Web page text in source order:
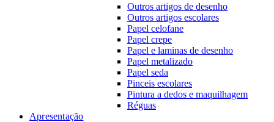
Outros artigos de desenho
Outros artigos escolares
Papel celofane
Papel crepe
Papel e laminas de desenho
Papel metalizado
Papel seda
Pinceis escolares
Pintura a dedos e maquilhagem
Réguas
Apresentação